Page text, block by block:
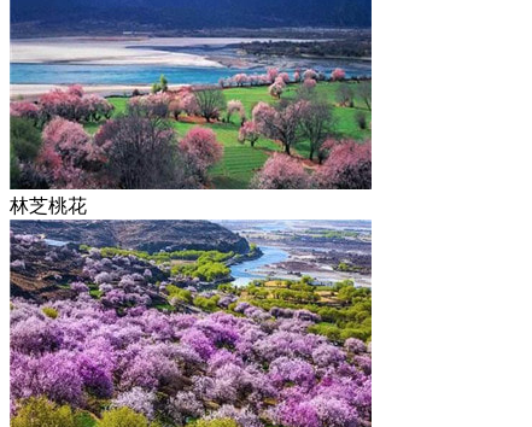
林芝桃花